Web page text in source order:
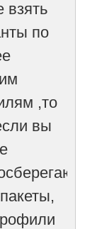
взять
по
,то
вы